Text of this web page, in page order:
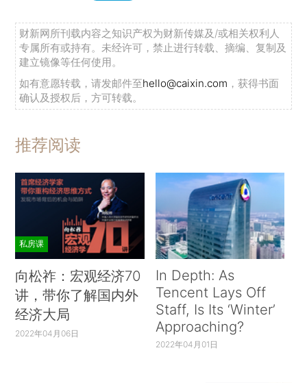
财新网所刊载内容之知识产权为财新传媒及/或相关权利人
专属所有或持有。未经许可，禁止进行转载、摘编、复制及
建立镜像等任何使用。
如有意愿转载，请发邮件至hello@caixin.com ，获得书面
确认及授权后，方可转载。
推荐阅读
私房课
向松祚：宏观经济70
讲，带你了解国内外
经济大局
2022年04月06日
In Depth: As
Tencent Lays Off
Staff, Is Its ‘Winter’
Approaching?
2022年04月01日